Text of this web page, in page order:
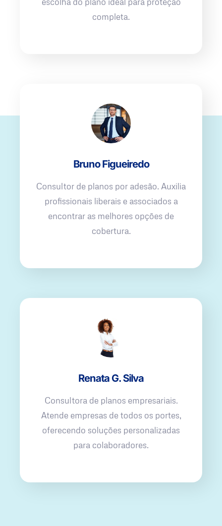
completa.
Bruno Figueiredo
Consultor de planos por adesão. Auxilia
profissionais liberais e associados a
encontrar as melhores opções de
cobertura.
Renata G. Silva
Consultora de planos empresariais.
Atende empresas de todos os portes,
oferecendo soluções personalizadas
para colaboradores.